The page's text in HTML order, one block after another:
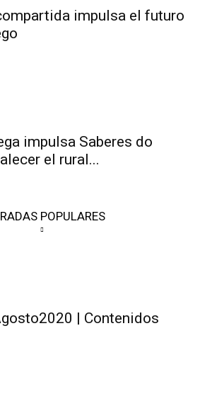
impulsa el futuro
impulsa Saberes do
el rural...
POPULARES
| Contenidos